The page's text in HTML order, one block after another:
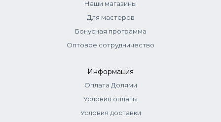
Oil, Prunus Armeniaca Kernel Oil, BHT, Parfum
(*Органические биоактивные компоненты ECO-CERT).
Наши магазины
Для мастеров
Бонусная программа
Оптовое сотрудничество
Информация
Оплата Долями
Условия оплаты
Условия доставки